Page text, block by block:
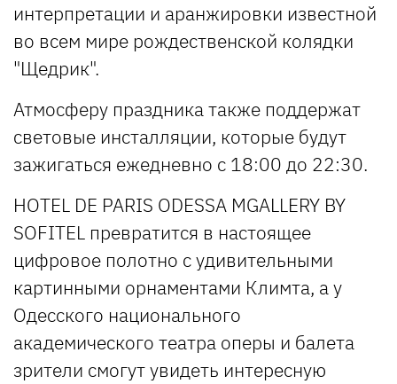
интерпретации и аранжировки известной
во всем мире рождественской колядки
"Щедрик".
Атмосферу праздника также поддержат
световые инсталляции, которые будут
зажигаться ежедневно с 18:00 до 22:30.
HOTEL DE PARIS ODESSA MGALLERY BY
SOFITEL превратится в настоящее
цифровое полотно с удивительными
картинными орнаментами Климта, а у
Одесского национального
академического театра оперы и балета
зрители смогут увидеть интересную